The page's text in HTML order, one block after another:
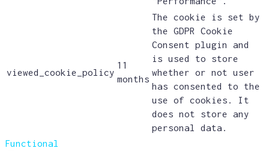
viewed_cookie_policy
11
months
The cookie is set by
the GDPR Cookie
Consent plugin and
is used to store
whether or not user
has consented to the
use of cookies. It
does not store any
personal data.
Functional